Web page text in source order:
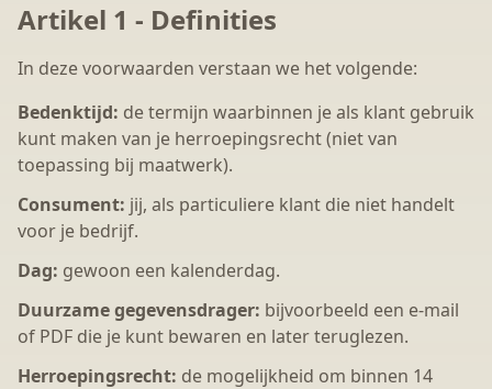
Artikel 1 - Definities
In deze voorwaarden verstaan we het volgende:
Bedenktijd: de termijn waarbinnen je als klant gebruik
kunt maken van je herroepingsrecht (niet van
toepassing bij maatwerk).
Consument: jij, als particuliere klant die niet handelt
voor je bedrijf.
Dag: gewoon een kalenderdag.
Duurzame gegevensdrager: bijvoorbeeld een e-mail
of PDF die je kunt bewaren en later teruglezen.
Herroepingsrecht: de mogelijkheid om binnen 14